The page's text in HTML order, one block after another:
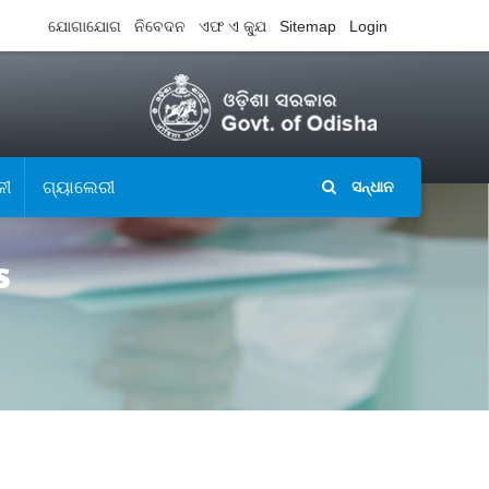
ଯୋଗାଯୋଗ ନିବେଦନ ଏଫ ଏ କ୍ଯୁ Sitemap Login
ଗ୍ୟାଲେରୀ ସନ୍ଧାନ